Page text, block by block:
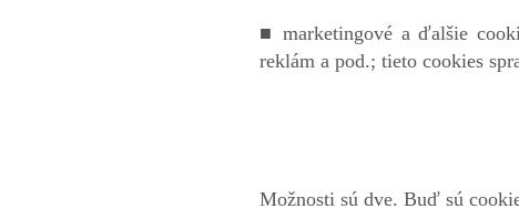
■ marketingové a ďalšie
reklám a pod.; tieto cookies
Možnosti sú dve. Buď sú